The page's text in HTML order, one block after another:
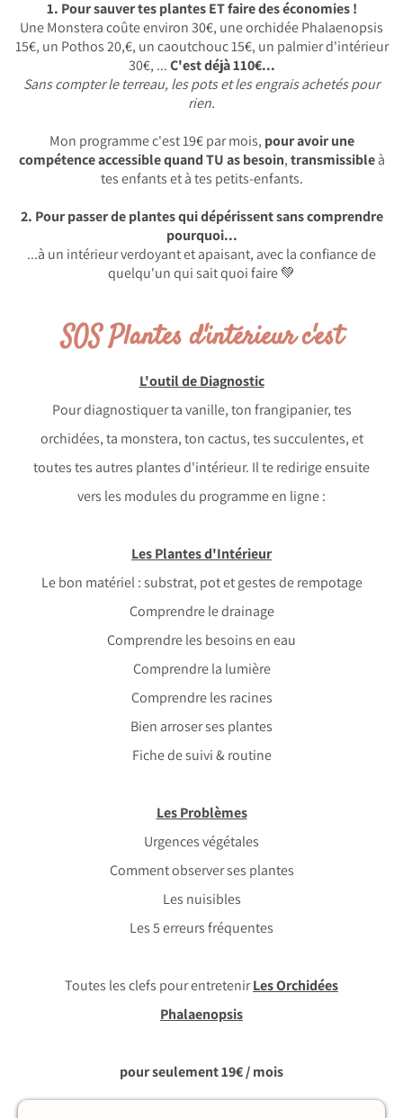
1. Pour sauver tes plantes ET faire des économies !
Une Monstera coûte environ 30€, une orchidée Phalaenopsis
15€, un Pothos 20,€, un caoutchouc 15€, un palmier d'intérieur
30€, ...C'est déjà 110€...
Sans compter le terreau, les pots et les engrais achetés pour
rien.
Mon programme c'est 19€ par mois, pour avoir une
compétence accessible quand TU as besoin,transmissibleà
tes enfants et à tes petits-enfants.
2. Pour passer de plantes qui dépérissent sans comprendre
pourquoi...
...à un intérieur verdoyant et apaisant, avec la confiance de
quelqu'un qui sait quoi faire 💚
SOS Plantes d'intérieur c'est
L'outil de Diagnostic
Pour diagnostiquer ta vanille, ton frangipanier, tes
orchidées, ta monstera, ton cactus, tes succulentes, et
toutes tes autres plantes d'intérieur. Il te redirige ensuite
vers les modules du programme en ligne :
Les Plantes d'Intérieur
Le bon matériel : substrat, pot et gestes de rempotage
Comprendre le drainage
Comprendre les besoins en eau
Comprendre la lumière
Comprendre les racines
Bien arroser ses plantes
Fiche de suivi & routine
Les Problèmes
Urgences végétales
Comment observer ses plantes
Les nuisibles
Les 5 erreurs fréquentes
Toutes les clefs pour entretenirLes Orchidées
Phalaenopsis
pour seulement 19€ / mois